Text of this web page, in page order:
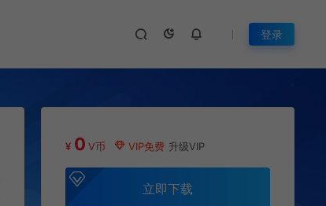
登录
¥ 0 V币 VIP免费 升级VIP
立即下载